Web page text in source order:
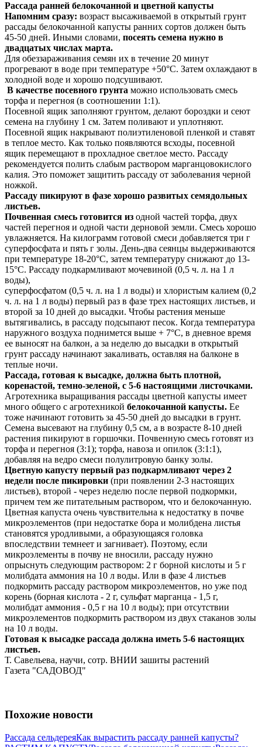
Рассада ранней белокочанной и цветной капусты
Напомним сразу: возраст высаживаемой в открытый грунт
рассады белокочанной капусты ранних сортов должен быть
45-50 дней. Иными словами, посеять семена нужно в
двадцатых числах марта.
Для обеззараживания семян их в течение 20 минут
прогревают в воде при температуре +50°С. Затем охлаждают в
холодной воде и хорошо подсушивают.
В качестве посевного грунта можно использовать смесь
торфа и перегноя (в соотношении 1:1).
Посевной ящик заполняют грунтом, делают бороздки и сеют
семена на глубину 1 см. Затем поливают и уплотняют.
Посевной ящик накрывают полиэтиленовой пленкой и ставят
в теплое место. Как только появляются всходы, посевной
ящик перемещают в прохладное светлое место. Рассаду
рекомендуется полить слабым раствором марганцовокислого
калия. Это поможет защитить рассаду от заболевания черной
ножкой.
Рассаду пикируют в фазе хорошо развитых семядольных
листьев.
Почвенная смесь готовится из одной частей торфа, двух
частей перегноя и одной части дерновой земли. Смесь хорошо
увлажняется. На килограмм готовой смеси добавляется три г
суперфосфата и пять г золы. День-два сеянцы выдерживаются
при температуре 18-20°С, затем температуру снижают до 13-
15°С. Рассаду подкармливают мочевиной (0,5 ч. л. на 1 л
воды),
суперфосфатом (0,5 ч. л. на 1 л воды) и хлористым калием (0,2
ч. л. на 1 л воды) первый раз в фазе трех настоящих листьев, и
второй за 10 дней до высадки. Чтобы растения меньше
вытягивались, в рассаду подсыпают песок. Когда температура
наружного воздуха поднимется выше + 7°С, в дневное время
ее выносят на балкон, а за неделю до высадки в открытый
грунт рассаду начинают закаливать, оставляя на балконе в
теплые ночи.
Рассада, готовая к высадке, должна быть плотной,
коренастой, темно-зеленой, с 5-6 настоящими листочками.
Агротехника выращивания рассады цветной капусты имеет
много общего с агротехникой белокочанной капусты. Ее
тоже начинают готовить за 45-50 дней до высадки в грунт.
Семена высевают на глубину 0,5 см, а в возрасте 8-10 дней
растения пикируют в горшочки. Почвенную смесь готовят из
торфа и перегноя (3:1); торфа, навоза и опилок (3:1:1),
добавляя на ведро смеси полулитровую банку золы.
Цветную капусту первый раз подкармливают через 2
недели после пикировки (при появлении 2-3 настоящих
листьев), второй - через неделю после первой подкормки,
причем тем же питательным раствором, что и белокочанную.
Цветная капуста очень чувствительна к недостатку в почве
микроэлементов (при недостатке бора и молибдена листья
становятся уродливыми, а образующаяся головка
впоследствии темнеет и загнивает). Поэтому, если
микроэлементы в почву не вносили, рассаду нужно
опрыснуть следующим раствором: 2 г борной кислоты и 5 г
молибдата аммония на 10 л воды. Или в фазе 4 листьев
подкормить рассаду раствором микроэлементов, но уже под
корень (борная кислота - 2 г, сульфат марганца - 1,5 г,
молибдат аммония - 0,5 г на 10 л воды); при отсутствии
микроэлементов подкормить раствором из двух стаканов золы
на 10 л воды.
Готовая к высадке рассада должна иметь 5-6 настоящих
листьев.
Т. Савельева, научи, сотр. ВНИИ зашиты растений
Газета "САДОВОД"
Похожие новости
Рассада сельдереяКак вырастить рассаду ранней капусты?